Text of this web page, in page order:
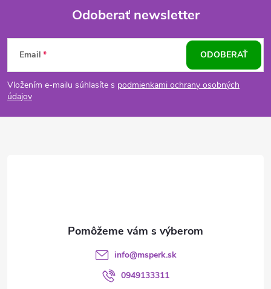
Z
á
p
Odoberať newsletter
Email
Vložením e-mailu súhlasíte s podmienkami ochrany osobných
údajov
ODOBERAŤ
info@msperk.sk
0949133311